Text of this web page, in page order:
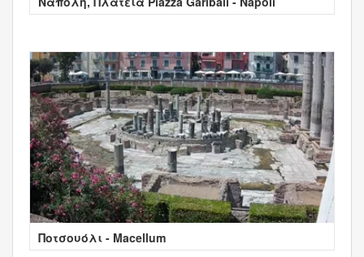
Ποτσουόλι - Macellum